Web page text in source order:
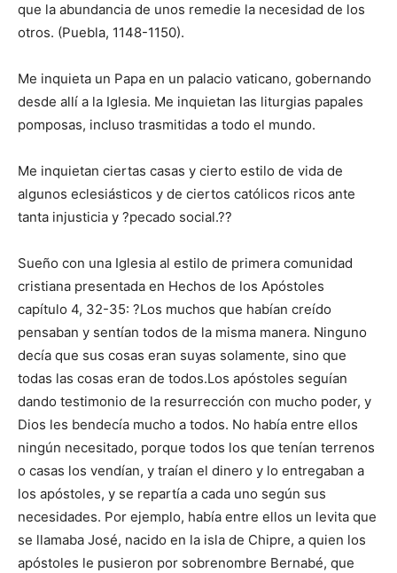
que la abundancia de unos remedie la necesidad de los
otros. (Puebla, 1148-1150).
Me inquieta un Papa en un palacio vaticano, gobernando
desde allí a la Iglesia. Me inquietan las liturgias papales
pomposas, incluso trasmitidas a todo el mundo.
Me inquietan ciertas casas y cierto estilo de vida de
algunos eclesiásticos y de ciertos católicos ricos ante
tanta injusticia y ?pecado social.??
Sueño con una Iglesia al estilo de primera comunidad
cristiana presentada en Hechos de los Apóstoles
capítulo 4, 32-35: ?Los muchos que habían creído
pensaban y sentían todos de la misma manera. Ninguno
decía que sus cosas eran suyas solamente, sino que
todas las cosas eran de todos.Los apóstoles seguían
dando testimonio de la resurrección con mucho poder, y
Dios les bendecía mucho a todos. No había entre ellos
ningún necesitado, porque todos los que tenían terrenos
o casas los vendían, y traían el dinero y lo entregaban a
los apóstoles, y se repartía a cada uno según sus
necesidades. Por ejemplo, había entre ellos un levita que
se llamaba José, nacido en la isla de Chipre, a quien los
apóstoles le pusieron por sobrenombre Bernabé, que